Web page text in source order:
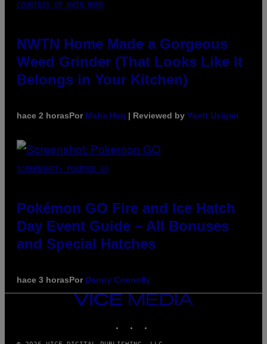
COURTESY OF NWTN HOME
NWTN Home Made a Gorgeous
Weed Grinder (That Looks Like It
Belongs in Your Kitchen)
hace 2 horasPor Maha Haq | Reviewed by Ysolt Usigan
SCREENSHOT: POKEMON GO
Pokémon GO Fire and Ice Hatch
Day Event Guide – All Bonuses
and Special Hatches
hace 3 horasPor Denny Connolly
VICE